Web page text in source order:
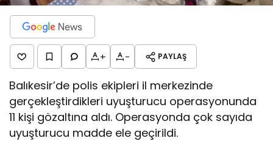
+ - PAYLAŞ
Balıkesir’de polis ekipleri il merkezinde
gerçekleştirdikleri uyuşturucu operasyonunda
11 kişi gözaltına aldı. Operasyonda çok sayıda
uyuşturucu madde ele geçirildi.